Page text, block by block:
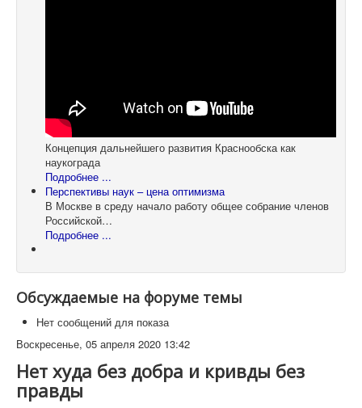
Концепция дальнейшего развития Краснообска как
наукограда
Подробнее ...
Перспективы наук – цена оптимизма
В Москве в среду начало работу общее собрание членов
Российской…
Подробнее ...
Обсуждаемые на форуме темы
Нет сообщений для показа
Воскресенье, 05 апреля 2020 13:42
Нет худа без добра и кривды без
правды